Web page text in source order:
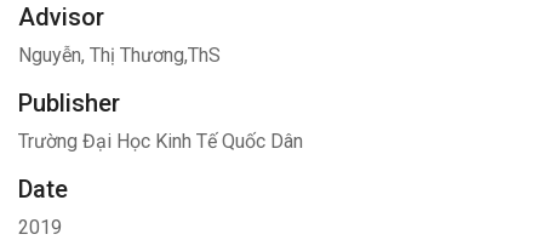
Advisor
Nguyễn, Thị Thương,ThS
Publisher
Trường Đại Học Kinh Tế Quốc Dân
Date
2019